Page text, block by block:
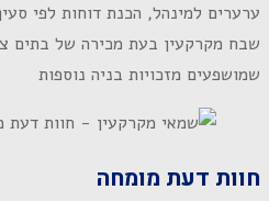
שבח מקרקעין בעת מכירה של בתים
שמושפעים מזכויות בניה נוספות
חוות דעת מומחה